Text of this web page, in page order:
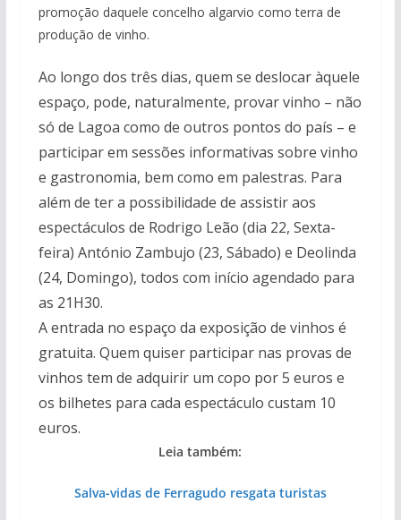
promoção daquele concelho algarvio como terra de
produção de vinho.
Ao longo dos três dias, quem se deslocar àquele
espaço, pode, naturalmente, provar vinho – não
só de Lagoa como de outros pontos do país – e
participar em sessões informativas sobre vinho
e gastronomia, bem como em palestras. Para
além de ter a possibilidade de assistir aos
espectáculos de Rodrigo Leão (dia 22, Sexta-
feira) António Zambujo (23, Sábado) e Deolinda
(24, Domingo), todos com início agendado para
as 21H30.
A entrada no espaço da exposição de vinhos é
gratuita. Quem quiser participar nas provas de
vinhos tem de adquirir um copo por 5 euros e
os bilhetes para cada espectáculo custam 10
euros.
Leia também:
Salva-vidas de Ferragudo resgata turistas